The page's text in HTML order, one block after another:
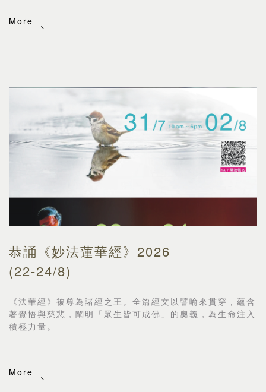
More
恭誦《妙法蓮華經》2026
(22-24/8)
《法華經》被尊為諸經之王。全篇經文以譬喻來貫穿， 蘊含
著覺悟與慈悲，闡明「眾生皆可成佛」的奧義， 為生命注入
積極力量。
More